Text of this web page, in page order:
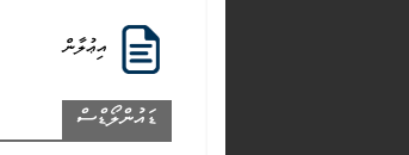
އިޢުލާން
ޑައުންލޯޑްސް